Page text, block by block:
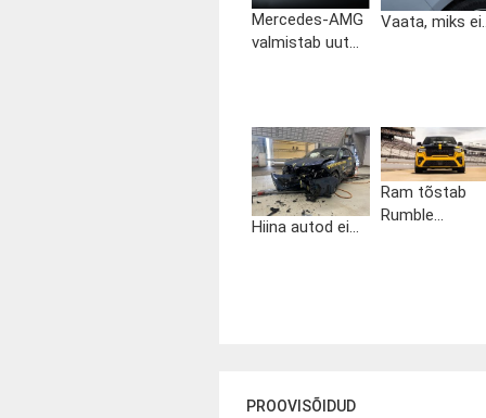
Mercedes-AMG
valmistab uut...
Vaata, miks
Hiina autod ei...
Ram tõstab
Rumble...
PROOVISÕIDUD